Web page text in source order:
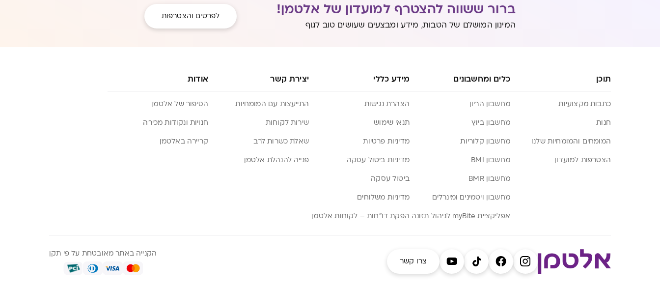
ברור ששווה להצטרף למועדון של אלטמן!
המינון המושלם של הטבות, מידע ומבצעים שעושים טוב לגוף
לפרטים והצטרפות
תוכן
כתבות מקצועיות
חנות
המומחים והמומחיות שלנו
הצטרפות למועדון
כלים ומחשבונים
מחשבון הריון
מחשבון ביוץ
מחשבון קלוריות
מחשבון BMI
מחשבון BMR
מחשבון ויטמינים ומינרלים
אפליקציית myBite לניהול תזונה
מידע כללי
הצהרת נגישות
תנאי שימוש
מדיניות פרטיות
מדיניות ביטול עסקה
ביטול עסקה
מדיניות משלוחים
הפקת דו”חות – לקוחות אלטמן
יצירת קשר
התייעצות עם המומחיות
שירות לקוחות
שאלת כשרות לרב
פנייה להנהלת אלטמן
אודות
הסיפור של אלטמן
חנויות ונקודות מכירה
קריירה באלטמן
צרו קשר
הקנייה באתר מאובטחת על פי תקן